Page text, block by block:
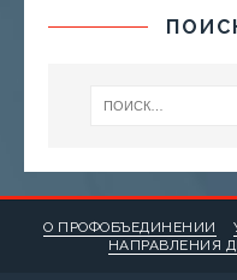
О ПРОФОБЪЕДИНЕНИИ
НАПРАВЛЕНИЯ